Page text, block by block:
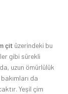
çit üzerindeki bu
gibi sürekli
uzun ömürlülük
da
Yeşil çim